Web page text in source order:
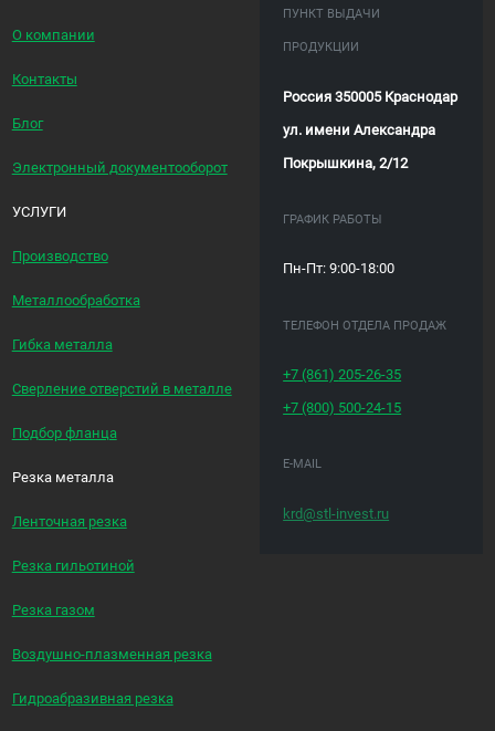
О компании
Контакты
Блог
Электронный документооборот
УСЛУГИ
Производство
Металлообработка
Гибка металла
Сверление отверстий в металле
Подбор фланца
Резка металла
Ленточная резка
Резка гильотиной
Резка газом
Воздушно-плазменная резка
Гидроабразивная резка
ПУНКТ ВЫДАЧИ
ПРОДУКЦИИ
Россия 350005 Краснодар
ул. имени Александра
Покрышкина, 2/12
ГРАФИК РАБОТЫ
Пн-Пт: 9:00-18:00
ТЕЛЕФОН ОТДЕЛА ПРОДАЖ
+7 (861)205-26-35
+7 (800) 500-24-15
E-MAIL
krd@stl-invest.ru